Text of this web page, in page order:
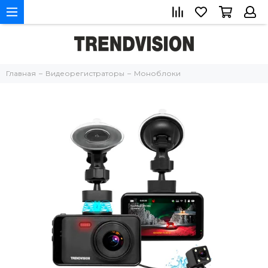
Главная Видеорегистраторы Моноблоки